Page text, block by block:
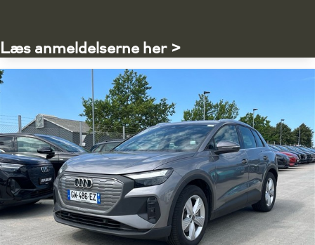
Læs anmeldelserne her >